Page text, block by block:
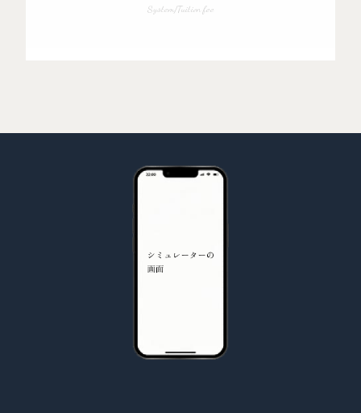
System/Tuition fee